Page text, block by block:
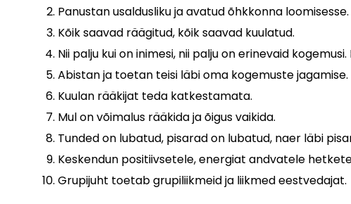
Panustan usaldusliku ja avatud õhkkonna loomisesse.
Kõik saavad räägitud, kõik saavad kuulatud.
Nii palju kui on inimesi, nii palju on erinevaid
Abistan ja toetan teisi läbi oma kogemuste jagamise.
Kuulan rääkijat teda katkestamata.
Mul on võimalus rääkida ja õigus vaikida.
Tunded on lubatud, pisarad on lubatud, naer läbi
Keskendun positiivsetele, energiat andvatele
Grupijuht toetab grupiliikmeid ja liikmed eestvedajat.